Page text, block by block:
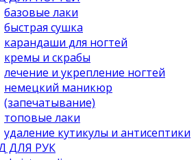
базовые лаки
быстрая сушка
карандаши для ногтей
кремы и скрабы
лечение и укрепление ногтей
немецкий маникюр
(запечатывание)
топовые лаки
удаление кутикулы и антисептики
ДЛЯ РУК